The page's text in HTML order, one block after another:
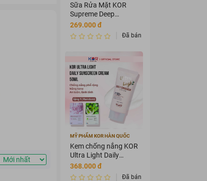
Sữa Rửa Mặt KOR
Supreme Deep
Cleansing Foam
100ml
269.000 đ
Đã bán 2657268
MỸ PHẨM KOR HÀN QUỐC
Kem chống nắng KOR
Ultra Light Daily
Sunscreen Cream
SPF 50+ PA ++++
368.000 đ
Đã bán 2456342